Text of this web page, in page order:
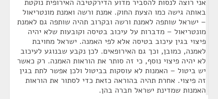
אני רוצה לנסות להסביר מדוע הדירקטיבה האירופית נוקטת
באותה גישה כמו הצעת החוק. אמנת ורשה ואמנת מונטריאול
– ישראל שותפה לאמנת ורשה ובקרוב תהיה שותפה גם לאמנת
מונטריאול – מדברות על עיכוב בטיסה וקובעות שלא יהיה
פיצוי בגין עיכוב בטיסה אלא לפי האמנה. ישראל מחויבת
לאמנה, כמובן, וכך גם האירופאים. לכן נקבע שבנוגע לעיכוב
לא יהיה פיצוי נוסף, כי זה סותר את הוראות האמנה. רק כאשר
יש ביטול – האמנות לא עוסקות בביטול ולכן אפשר לתת בגין
זה פיצוי. אחרת תהיה בהוראה כזאת כדי לסתור את הוראות
האמנות שמדינת ישראל חברה בהן.